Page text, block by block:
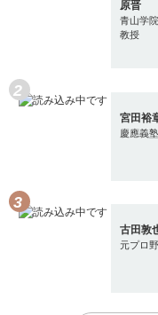
原晋
青山学
教授
宮田裕
慶應義
古田敦
元プロ